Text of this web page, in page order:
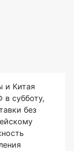
и Китая
субботу,
без